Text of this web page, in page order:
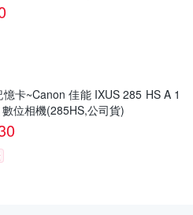
卡~Canon 佳能 IXUS 285 HS A 1
位相機(285HS,公司貨)